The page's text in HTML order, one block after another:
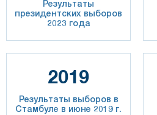
Результаты
президентских выборов
2023 года
2019
Результаты выборов в
Стамбуле в июне 2019 г.